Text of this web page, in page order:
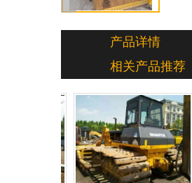
产品详情
相关产品推荐